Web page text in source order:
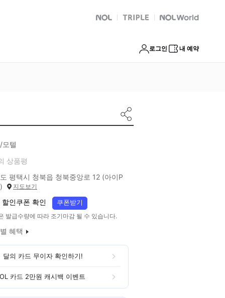
NOL 트리플 Global Interpark
로그인 내 예약
모텔
상품평
평택시 청북읍 청북중앙로 12 (아이P
지도보기
할인쿠폰 확인 쿠폰받기
발급수량에 따라 조기마감 될 수 있습니다.
혜택
달의 카드 무이자 확인하기!
카드 2만원 캐시백 이벤트